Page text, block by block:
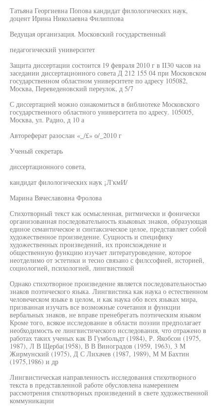
Татьяна Георгиевна Попова кандидат филологических наук,
доцент Ирина Николаевна Филиппова
Ведущая организация. Московский государственный
педагогический университет
Защита диссертации состоится 19 февраля 2010 г в II30 часов на
заседании диссертационного совета Д 212 155 04 при Московском
государственном областном университете по адресу 105082,
Москва, Переведеновский переулок, д 5/7
С диссертацией можно ознакомиться в библиотеке Московского
государственного областного университета по адресу. 105005,
Москва, ул. Радио, д 10 а
Автореферат разослан «_/£» о/_2010 г
Ученый секретарь
диссертационного совета,
кандидат филологических наук ¡Л'кмИ/
Марина Вячеславовна Фролова
Стихотворный текст как осмысленная, ритмически и фонически
организованная последовательность языковых знаков, образующая
единое семантическое и синтаксическое целое, представляет собой
художественное произведение. Сущность и специфику
художественных произведений, их происхождение и
общественную функцию изучает литературоведение, которое
неотделимо от эстетики и тесно связано с филссофией, историей,
социологией, психологией, лингвистикой
Однако стихотворное произведение является последовательностью
знаков поэтического языка. Лингвистика как наука о естественном
человеческом языке в целом, и как наука обо всех языках мира,
призванная изучать все возможные сочетания и функции
вербальных знаков, не вправе пренебрегать поэтическим языком
Кроме того, всякое исследование в области поэзии предполагает
необходимость ее лингвистического исследования, что отражено в
работах таких ученых как В Гумбольдт (1984), Р. Якобсон (1975,
1987), Л В Щерба(1958), В В Виноградов (1959, 1963), 3 М
Жирмунский (1975), Д С Лихачев (1987, 1989), М М Бахтин
(1975,1986) и др
Лингвистическая направленность исследования стихотворного
текста в представленной работе обусловлена намерением
рассмотрения стихотворных произведений в свете художественной
коммуникации